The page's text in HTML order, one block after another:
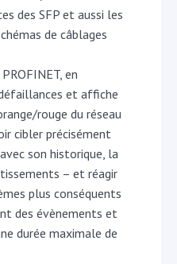
des SFP et aussi les
de câblages
en
et affiche
rouge du réseau
cibler précisément
son historique, la
– et réagir
plus conséquents
des évènements et
durée maximale de